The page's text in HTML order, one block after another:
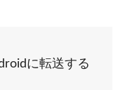
に転送する